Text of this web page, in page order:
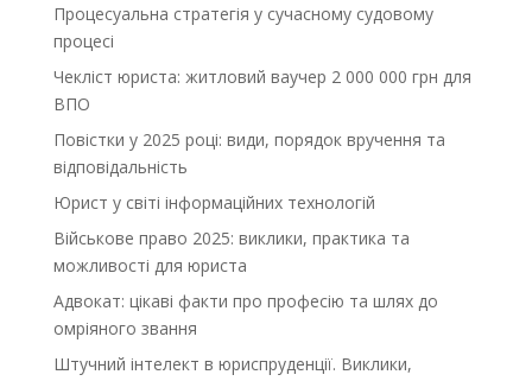
Процесуальна стратегія у сучасному судовому
процесі
Чекліст юриста: житловий ваучер 2 000 000 грн для
ВПО
Повістки у 2025 році: види, порядок вручення та
відповідальність
Юрист у світі інформаційних технологій
Військове право 2025: виклики, практика та
можливості для юриста
Адвокат: цікаві факти про професію та шлях до
омріяного звання
Штучний інтелект в юриспруденції. Виклики,